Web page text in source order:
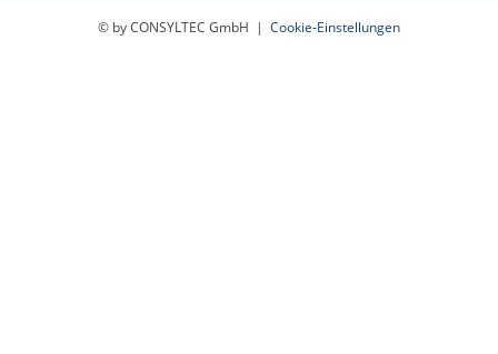
© by CONSYLTEC GmbH | Cookie-Einstellungen